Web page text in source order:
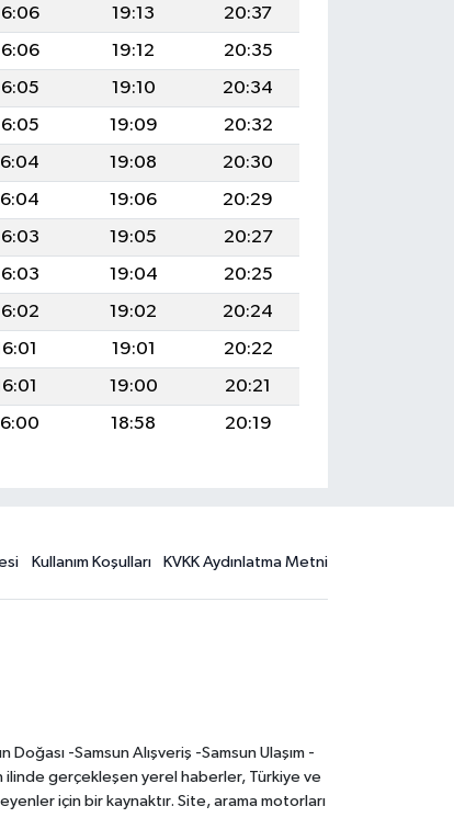
19:13
20:37
19:12
20:35
19:10
20:34
19:09
20:32
19:08
20:30
19:06
20:29
19:05
20:27
19:04
20:25
19:02
20:24
19:01
20:22
19:00
20:21
18:58 20:19
Kullanım Koşulları KVKK Aydınlatma Metni
-Samsun Alışveriş -Samsun Ulaşım -
ilinde gerçekleşen yerel haberler, Türkiye ve
için bir kaynaktır. Site, arama motorları